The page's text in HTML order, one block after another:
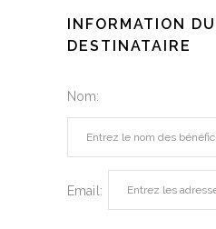
INFORMATION DU
DESTINATAIRE
Nom:
Email: